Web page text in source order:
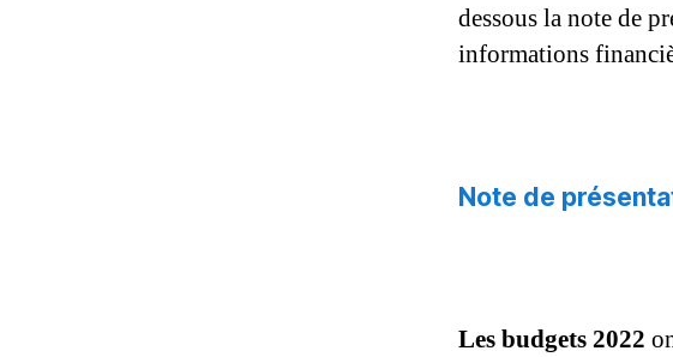
dessous la note de
informations
Note de
Les budgets 2022